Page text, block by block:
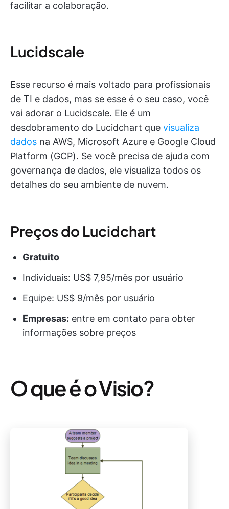
facilitar a colaboração.
Lucidscale
Esse recurso é mais voltado para profissionais
de TI e dados, mas se esse é o seu caso, você
vai adorar o Lucidscale. Ele é um
desdobramento do Lucidchart que visualiza
dados na AWS, Microsoft Azure e Google Cloud
Platform (GCP). Se você precisa de ajuda com
governança de dados, ele visualiza todos os
detalhes do seu ambiente de nuvem.
Preços do Lucidchart
Gratuito
Individuais: US$ 7,95/mês por usuário
Equipe: US$ 9/mês por usuário
Empresas: entre em contato para obter
informações sobre preços
O que é o Visio?